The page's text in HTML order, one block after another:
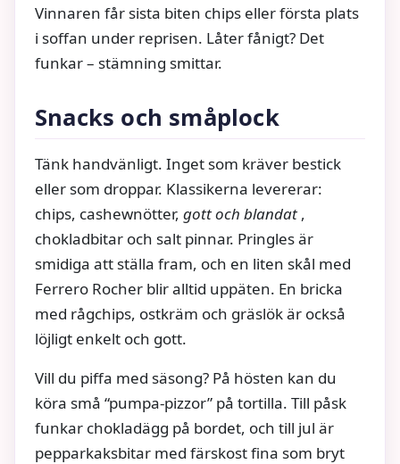
Vinnaren får sista biten chips eller första plats
i soffan under reprisen. Låter fånigt? Det
funkar – stämning smittar.
Snacks och småplock
Tänk handvänligt. Inget som kräver bestick
eller som droppar. Klassikerna levererar:
chips, cashewnötter, gott och blandat ,
chokladbitar och salt pinnar. Pringles är
smidiga att ställa fram, och en liten skål med
Ferrero Rocher blir alltid uppäten. En bricka
med rågchips, ostkräm och gräslök är också
löjligt enkelt och gott.
Vill du piffa med säsong? På hösten kan du
köra små “pumpa‑pizzor” på tortilla. Till påsk
funkar chokladägg på bordet, och till jul är
pepparkaksbitar med färskost fina som bryt